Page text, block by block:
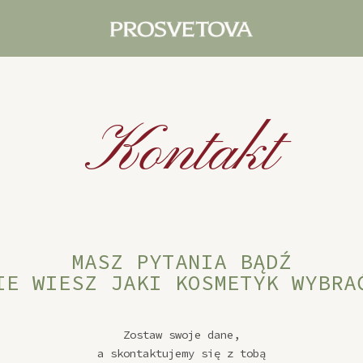
Kontakt
MASZ PYTANIA BĄDŹ
WIESZ JAKI KOSMETYK
Zostaw swoje dane,
a skontaktujemy się z tobą